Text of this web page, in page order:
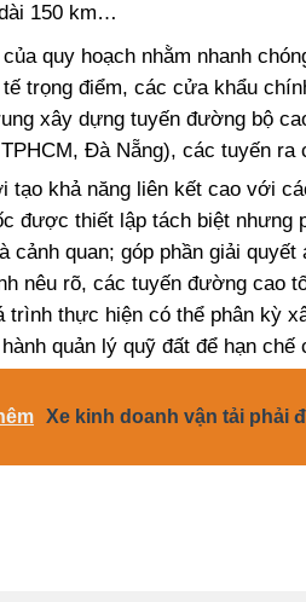
150 km…
quy hoạch nhằm nhanh
trọng điểm, các cửa khẩu
xây dựng tuyến đường bộ
Đà Nẵng), các tuyến ra
tạo khả năng liên kết cao với
được thiết lập tách biệt nhưng
cảnh quan; góp phần giải
nêu rõ, các tuyến đường cao
trình thực hiện có thể phân kỳ
quản lý quỹ đất để hạn
Xe kinh doanh vận tải phải